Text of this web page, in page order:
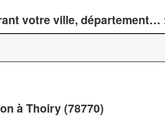
votre ville, département…
à Thoiry (78770)